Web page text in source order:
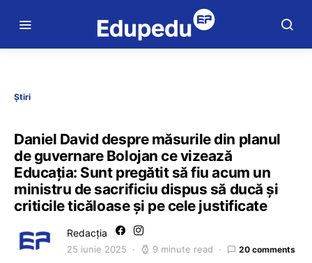
Știri
Daniel David despre măsurile din planul
de guvernare Bolojan ce vizează
Educația: Sunt pregătit să fiu acum un
ministru de sacrificiu dispus să ducă și
criticile ticăloase și pe cele justificate
Redacția
25 iunie 2025 9 minute read 20 comments